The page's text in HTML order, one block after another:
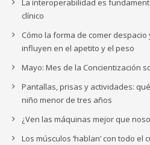
La interoperabilidad es
clínico
Cómo la forma de comer
influyen en el apetito y el peso
Mayo: Mes de la Concientización
Pantallas, prisas y actividades:
niño menor de tres años
¿Ven las máquinas mejor que
Los músculos ‘hablan’ con todo